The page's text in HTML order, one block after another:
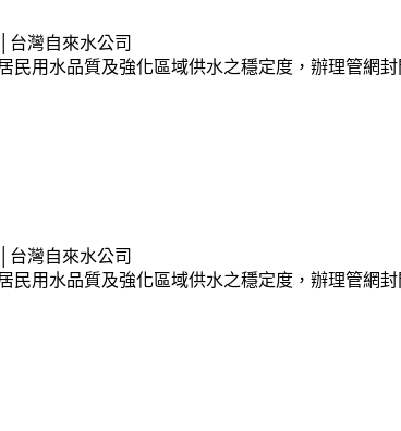
台灣自來水公司
民用水品質及強化區域供水之穩定度，辦理管網
台灣自來水公司
民用水品質及強化區域供水之穩定度，辦理管網